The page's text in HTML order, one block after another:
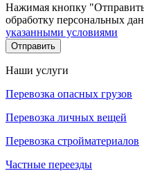
Нажимая кнопку
обработку персональных
указанными условиями
Отправить
Наши услуги
Перевозка опасных грузов
Перевозка личных вещей
Перевозка стройматериалов
Частные переезды